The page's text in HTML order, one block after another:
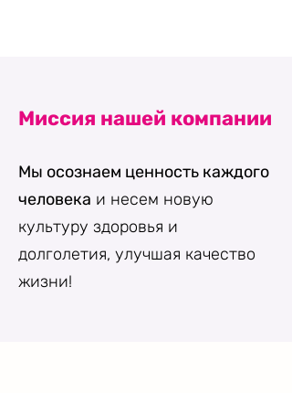
Миссия нашей компании
Мы осознаем ценность каждого
человека и несем новую
культуру здоровья и
долголетия, улучшая качество
жизни!